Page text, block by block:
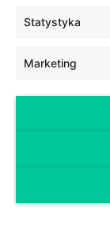
Statystyka
Marketing